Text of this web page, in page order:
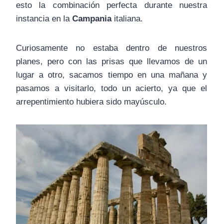
esto la combinación perfecta durante nuestra
instancia en la Campaniaitaliana.
Curiosamente no estaba dentro de nuestros
planes, pero con las prisas que llevamos de un
lugar a otro, sacamos tiempo en una mañana y
pasamos a visitarlo, todo un acierto, ya que el
arrepentimiento hubiera sido mayúsculo.